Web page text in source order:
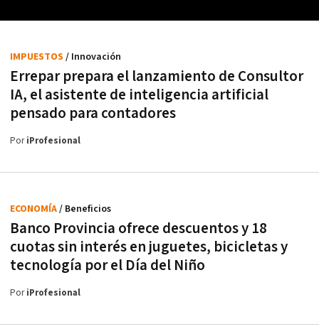
Errepar prepara el lanzamiento de Consultor
IA, el asistente de inteligencia artificial
pensado para contadores
IMPUESTOS / Innovación
PoriProfesional
Banco Provincia ofrece descuentos y 18
cuotas sin interés en juguetes, bicicletas y
tecnología por el Día del Niño
ECONOMÍA/ Beneficios
PoriProfesional